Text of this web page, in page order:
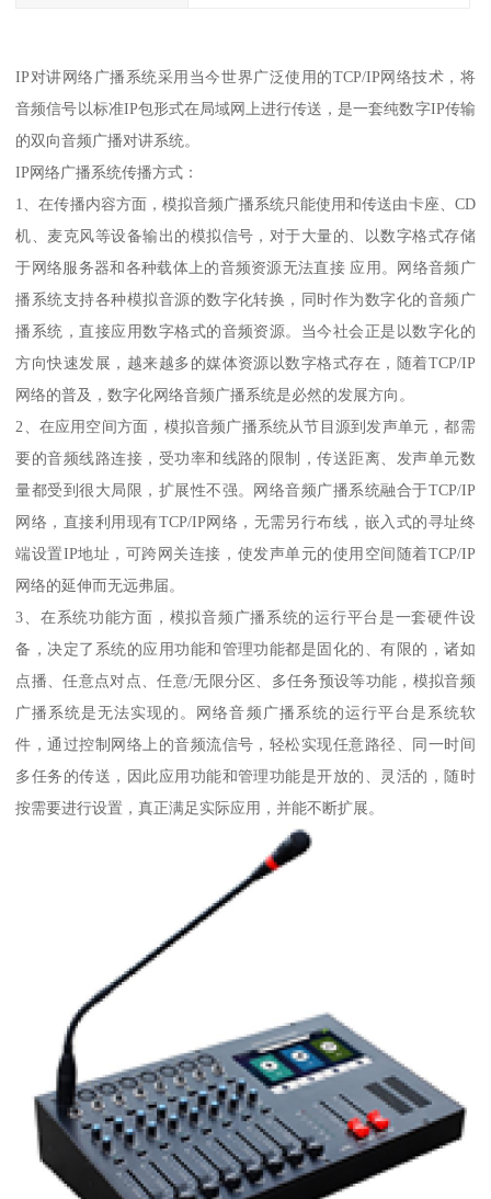
IP对讲网络广播系统采用当今世界广泛使用的TCP/IP网络技术，将
音频信号以标准IP包形式在局域网上进行传送，是一套纯数字IP传输
的双向音频广播对讲系统。
IP网络广播系统传播方式：
1、在传播内容方面，模拟音频广播系统只能使用和传送由卡座、CD
机、麦克风等设备输出的模拟信号，对于大量的、以数字格式存储
于网络服务器和各种载体上的音频资源无法直接 应用。网络音频广
播系统支持各种模拟音源的数字化转换，同时作为数字化的音频广
播系统，直接应用数字格式的音频资源。当今社会正是以数字化的
方向快速发展，越来越多的媒体资源以数字格式存在，随着TCP/IP
网络的普及，数字化网络音频广播系统是必然的发展方向。
2、在应用空间方面，模拟音频广播系统从节目源到发声单元，都需
要的音频线路连接，受功率和线路的限制，传送距离、发声单元数
量都受到很大局限，扩展性不强。网络音频广播系统融合于TCP/IP
网络，直接利用现有TCP/IP网络，无需另行布线，嵌入式的寻址终
端设置IP地址，可跨网关连接，使发声单元的使用空间随着TCP/IP
网络的延伸而无远弗届。
3、在系统功能方面，模拟音频广播系统的运行平台是一套硬件设
备，决定了系统的应用功能和管理功能都是固化的、有限的，诸如
点播、任意点对点、任意/无限分区、多任务预设等功能，模拟音频
广播系统是无法实现的。网络音频广播系统的运行平台是系统软
件，通过控制网络上的音频流信号，轻松实现任意路径、同一时间
多任务的传送，因此应用功能和管理功能是开放的、灵活的，随时
按需要进行设置，真正满足实际应用，并能不断扩展。